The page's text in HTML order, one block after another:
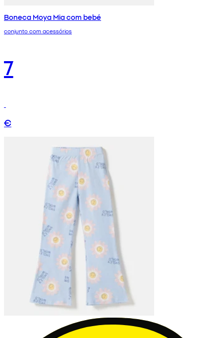
Boneca Moya Mia com bebé
conjunto com acessórios
7
€